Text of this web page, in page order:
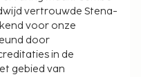
vertrouwde Stena-
voor onze
door
in de
gebied van